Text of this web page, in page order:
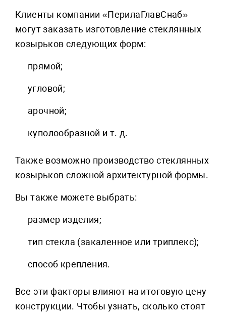
Клиенты компании «ПерилаГлавСнаб»
могут заказать изготовление стеклянных
козырьков следующих форм:
прямой;
угловой;
арочной;
куполообразной и т. д.
Также возможно производство стеклянных
козырьков сложной архитектурной формы.
Вы также можете выбрать:
размер изделия;
тип стекла (закаленное или триплекс);
способ крепления.
Все эти факторы влияют на итоговую цену
конструкции. Чтобы узнать, сколько стоят